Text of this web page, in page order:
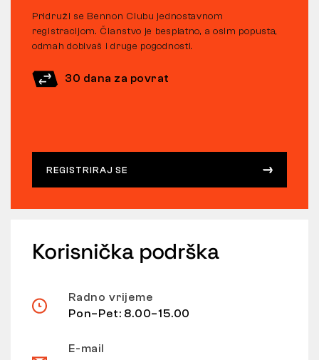
Pridruži se Bennon Clubu jednostavnom
registracijom. Članstvo je besplatno, a osim popusta,
odmah dobivaš i druge pogodnosti.
30 dana za povrat
REGISTRIRAJ SE
Korisnička podrška
Radno vrijeme
Pon–Pet: 8.00–15.00
E-mail